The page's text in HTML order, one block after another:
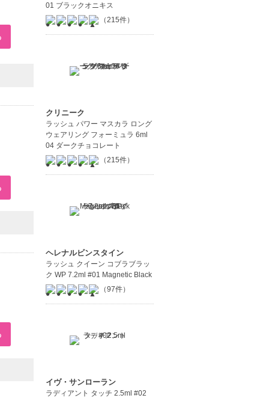
01 ブラックオニキス
（215件）
クリニーク
ラッシュ パワー マスカラ ロング
ウェアリング フォーミュラ 6ml
04 ダークチョコレート
（215件）
ヘレナルビンスタイン
ラッシュ クイーン コブラブラッ
ク WP 7.2ml #01 Magnetic Black
（97件）
イヴ・サンローラン
ラディアント タッチ 2.5ml #02